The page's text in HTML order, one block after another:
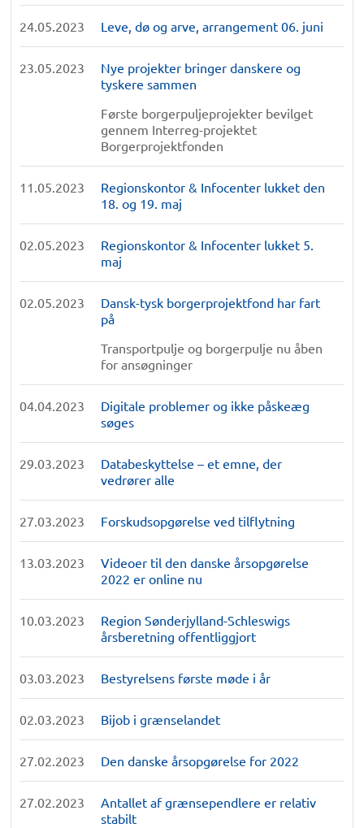
24.05.2023 Leve, dø og arve, arrangement 06. juni
23.05.2023
Nye projekter bringer danskere og
tyskere sammen
Første borgerpuljeprojekter bevilget
gennem Interreg-projektet
Borgerprojektfonden
11.05.2023
Regionskontor & Infocenter lukket den
18. og 19. maj
02.05.2023
Regionskontor & Infocenter lukket 5.
maj
02.05.2023
Dansk-tysk borgerprojektfond har fart
på
Transportpulje og borgerpulje nu åben
for ansøgninger
04.04.2023
Digitale problemer og ikke påskeæg
søges
29.03.2023
Databeskyttelse – et emne, der
vedrører alle
27.03.2023 Forskudsopgørelse ved tilflytning
13.03.2023
Videoer til den danske årsopgørelse
2022 er online nu
10.03.2023
Region Sønderjylland-Schleswigs
årsberetning offentliggjort
03.03.2023 Bestyrelsens første møde i år
02.03.2023 Bijob i grænselandet
27.02.2023 Den danske årsopgørelse for 2022
27.02.2023
Antallet af grænsependlere er relativ
stabilt